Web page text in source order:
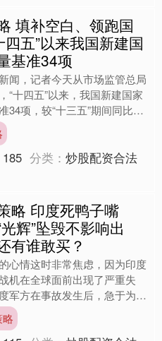
填补空白、领跑国
四五”以来我国新建国
基准34项
闻，记者今天从市场监管总局
“十四五”以来，我国新建国家
34项，较“十三五”期间同比增
多项达到国际先进水平。 举
读 今....
185 分类：炒股配资合法
略 印度死鸭子嘴
辉”坠毁不影响出
有谁敢买？
心情这时非常焦虑，因为印度
机在全球面前出现了严重失
军方在事故发生后，急于为自
辩解，表示要全力推销这款战
，出乎印度军方的意....